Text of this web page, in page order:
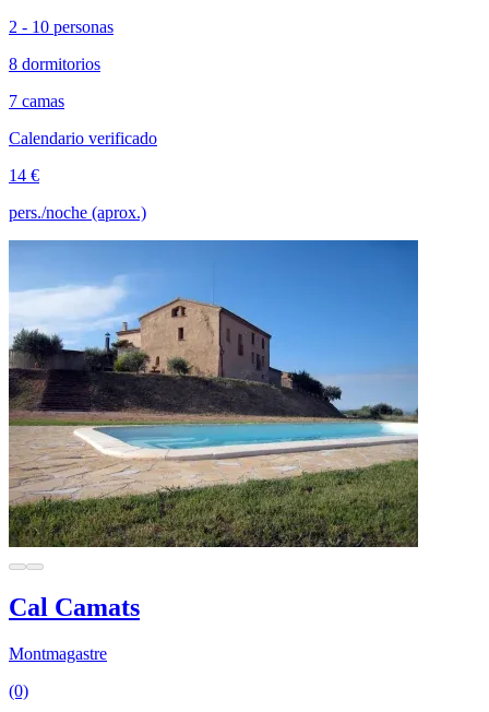
2 - 10 personas
8 dormitorios
7 camas
Calendario verificado
14 €
pers./noche (aprox.)
Cal Camats
Montmagastre
(0)